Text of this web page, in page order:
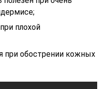
плохой
при обострении кожных